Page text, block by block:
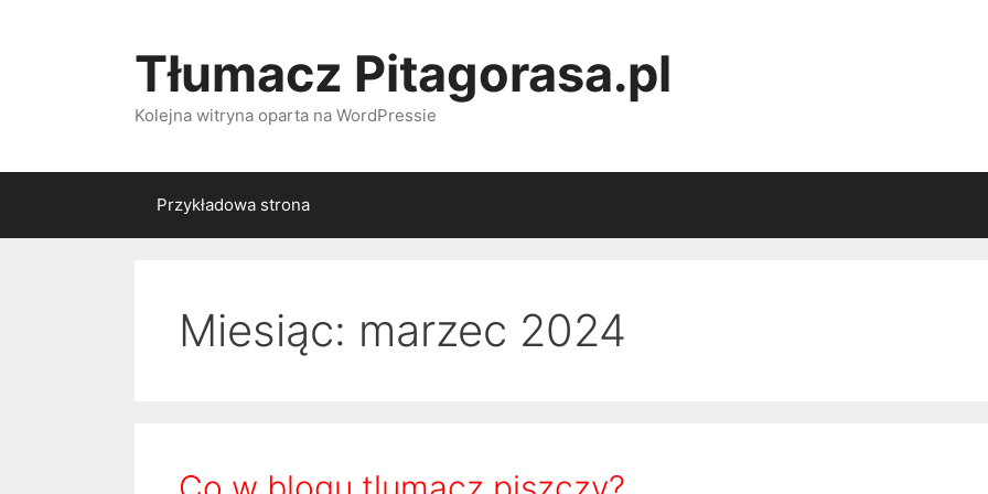
Tłumacz Pitagorasa.pl
Kolejna witryna oparta na WordPressie
Przykładowa strona
Miesiąc: marzec 2024